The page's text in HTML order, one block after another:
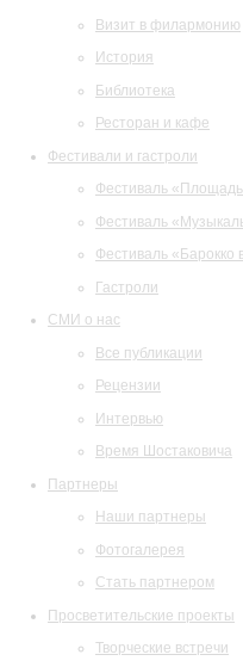
Визит в филармонию
История
Библиотека
Ресторан и кафе
Фестивали и гастроли
Фестиваль «Площадь
Фестиваль
Фестиваль «Барокко
Гастроли
СМИ о нас
Все публикации
Рецензии
Интервью
Время Шостаковича
Партнеры
Наши партнеры
Фотогалерея
Стать партнером
Просветительские проекты
Творческие встречи